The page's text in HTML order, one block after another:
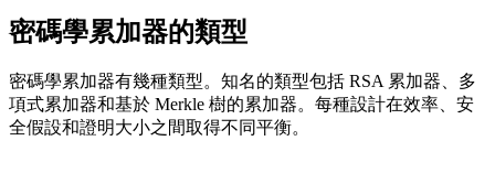
密碼學累加器的類型
密碼學累加器有幾種類型。知名的類型包括 RSA 累加器、多
項式累加器和基於 Merkle 樹的累加器。每種設計在效率、安
全假設和證明大小之間取得不同平衡。